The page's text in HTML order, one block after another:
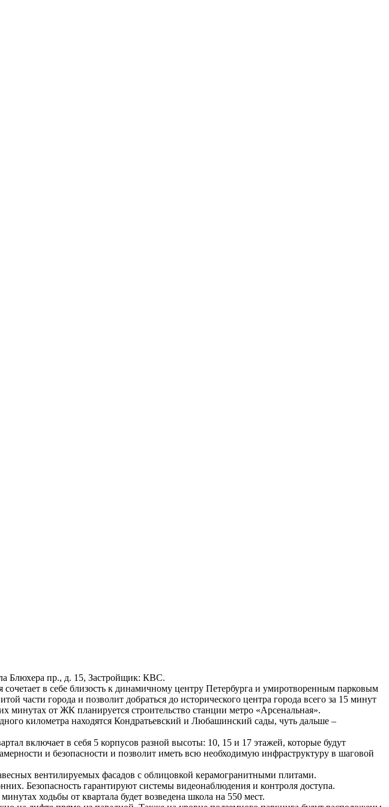
Блюхера пр., д. 15, Застройщик: КВС.
в себе близость к динамичному центру Петербурга и умиротворенным парковым
части города и позволит добраться до исторического центра города всего за 15 минут
от ЖК планируется строительство станции метро «Арсенальная».
километра находятся Кондратьевский и Любашинский сады, чуть дальше –
включает в себя 5 корпусов разной высоты: 10, 15 и 17 этажей, которые будут
и безопасности и позволит иметь всю необходимую инфраструктуру в шаговой
вентилируемых фасадов с облицовкой керамогранитными плитами.
Безопасность гарантируют системы видеонаблюдения и контроля доступа.
ходьбы от квартала будет возведена школа на 550 мест.